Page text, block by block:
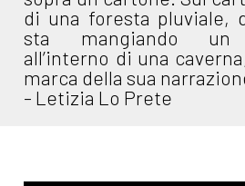
di una foresta pluviale,
sta mangiando un
all’interno di una
marca della sua
- Letizia Lo Prete